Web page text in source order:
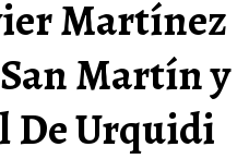
Martínez
Martín y
De Urquidi